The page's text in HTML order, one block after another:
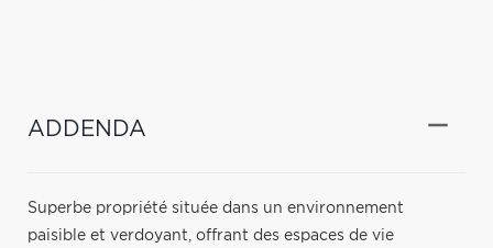
ADDENDA
Superbe propriété située dans un environnement
paisible et verdoyant, offrant des espaces de vie